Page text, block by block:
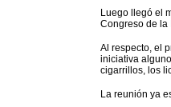
Luego llegó el
Congreso de la
Al respecto, el
iniciativa
cigarrillos, los
La reunión ya